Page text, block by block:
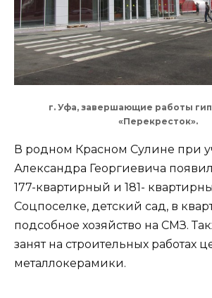
г. Уфа, завершающие работы
«Перекресток».
В родном Красном Сулине при
Александра Георгиевича
177-квартирный и 181-
Соцпоселке, детский сад, в
подсобное хозяйство на СМЗ.
занят на строительных работах
металлокерамики.